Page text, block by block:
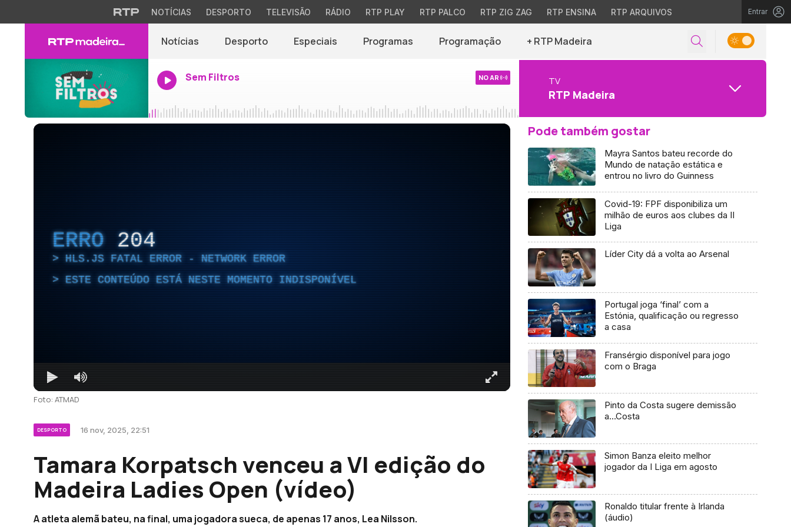
NOTÍCIAS DESPORTO TELEVISÃO RÁDIO RTP PLAY RTP PALCO RTP ZIG ZAG RTP ENSINA RTP ARQUIVOS Entrar
Notícias Desporto Especiais Programas Programação + RTP Madeira
Sem Filtros NO AR TV
RTP Madeira
ERRO 204
HLS.JS FATAL ERROR - NETWORK ERROR
ESTE CONTEÚDO ESTÁ NESTE MOMENTO INDISPONÍVEL
Foto: ATMAD
DESPORTO 16 nov, 2025, 22:51
Tamara Korpatsch venceu a VI edição do
Madeira Ladies Open (vídeo)
A atleta alemã bateu, na final, uma jogadora sueca, de apenas 17 anos, Lea Nilsson.
Pode também gostar
Mayra Santos bateu recorde do
Mundo de natação estática e
entrou no livro do Guinness
Covid-19: FPF disponibiliza um
milhão de euros aos clubes da II
Liga
Líder City dá a volta ao Arsenal
Portugal joga ‘final’ com a
Estónia, qualificação ou regresso
a casa
Fransérgio disponível para jogo
com o Braga
Pinto da Costa sugere demissão
a…Costa
Simon Banza eleito melhor
jogador da I Liga em agosto
Ronaldo titular frente à Irlanda
(áudio)